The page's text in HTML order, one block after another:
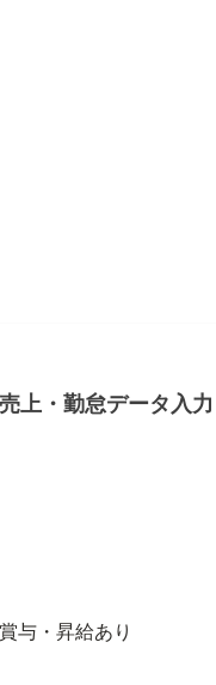
上・勤怠データ入
与・昇給あり